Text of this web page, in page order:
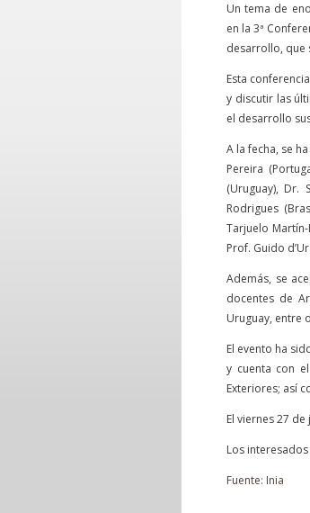
Un tema de
en la 3ª
desarrollo, que
Esta
y discutir las
el desarrollo
A la fecha, se
Pereira
(Uruguay), Dr.
Rodrigues
Tarjuelo
Prof. Guido
Además, se
docentes de
Uruguay, entre
El evento ha
y cuenta con
Exteriores; así
El viernes 27
Los
Fuente: Inia